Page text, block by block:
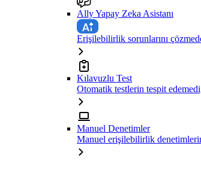
Ally Yapay Zeka Asistanı
Erişilebilirlik sorunlarını
Kılavuzlu Test
Otomatik testlerin tespit
Manuel Denetimler
Manuel erişilebilirlik